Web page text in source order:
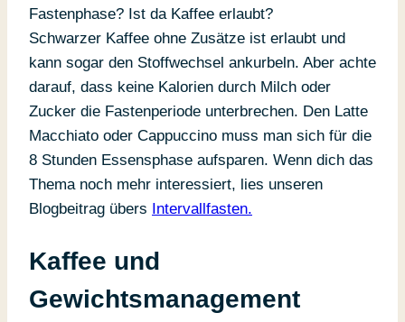
Fastenphase? Ist da Kaffee erlaubt?
Schwarzer Kaffee ohne Zusätze ist erlaubt und
kann sogar den Stoffwechsel ankurbeln. Aber achte
darauf, dass keine Kalorien durch Milch oder
Zucker die Fastenperiode unterbrechen. Den Latte
Macchiato oder Cappuccino muss man sich für die
8 Stunden Essensphase aufsparen. Wenn dich das
Thema noch mehr interessiert, lies unseren
Blogbeitrag übers
Intervallfasten.
Kaffee und
Gewichtsmanagement